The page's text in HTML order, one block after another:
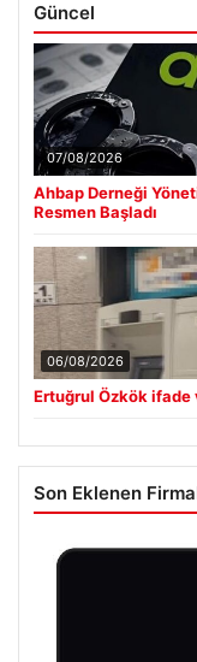
Güncel
07/08/2026
Ahbap Derneği
Resmen Başladı
06/08/2026
Ertuğrul Özkök ifade
Son Eklenen